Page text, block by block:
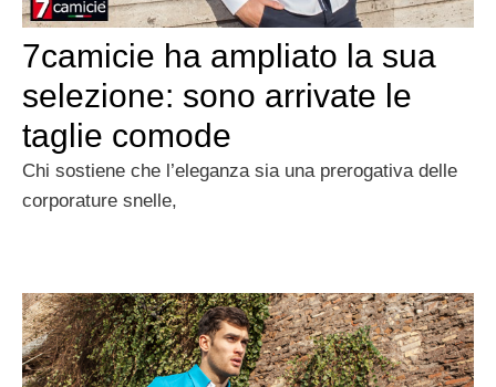
7camicie ha ampliato la sua
selezione: sono arrivate le
taglie comode
Chi sostiene che l’eleganza sia una prerogativa delle
corporature snelle,